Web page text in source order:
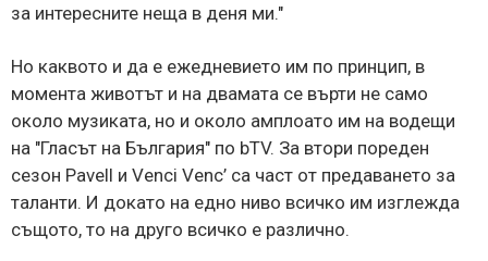
за интересните неща в деня ми."
Но каквото и да е ежедневието им по принцип, в
момента животът и на двамата се върти не само
около музиката, но и около амплоато им на водещи
на "Гласът на България" по bTV. За втори пореден
сезон Pavell и Venci Venc’ са част от предаването за
таланти. И докато на едно ниво всичко им изглежда
същото, то на друго всичко е различно.